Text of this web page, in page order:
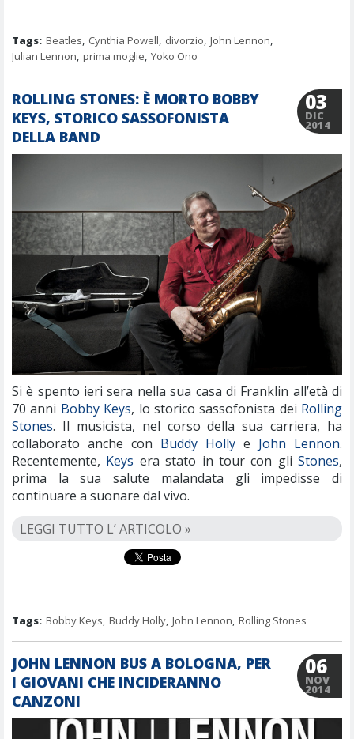
Tags: Beatles, Cynthia Powell, divorzio, John Lennon,
Julian Lennon, prima moglie, Yoko Ono
ROLLING STONES: È MORTO BOBBY
KEYS, STORICO SASSOFONISTA
DELLA BAND
03
DIC
2014
Si è spento ieri sera nella sua casa di Franklin all’età di
70 anni Bobby Keys, lo storico sassofonista dei Rolling
Stones. Il musicista, nel corso della sua carriera, ha
collaborato anche con Buddy Holly e John Lennon.
Recentemente, Keys era stato in tour con gli Stones,
prima la sua salute malandata gli impedisse di
continuare a suonare dal vivo.
LEGGI TUTTO L’ ARTICOLO »
Tags: Bobby Keys, Buddy Holly, John Lennon, Rolling Stones
JOHN LENNON BUS A BOLOGNA, PER
I GIOVANI CHE INCIDERANNO
CANZONI
06
NOV
2014